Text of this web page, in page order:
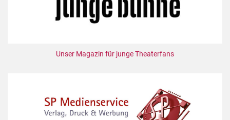
Unser Magazin für junge Theaterfans